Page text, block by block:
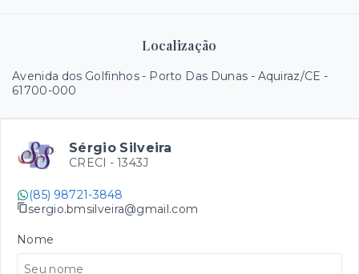
Localização
Avenida dos Golfinhos - Porto Das Dunas - Aquiraz/CE -
61700-000
Sérgio Silveira
CRECI - 1343J
(85) 98721-3848
sergio.bmsilveira@gmail.com
Nome